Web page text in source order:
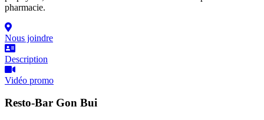
pharmacie.
Nous joindre
Description
Vidéo promo
Resto-Bar Gon Bui